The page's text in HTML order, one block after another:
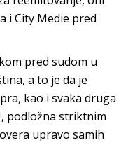
i City Medie pred
pred sudom u
a to je da je
kao i svaka druga
podložna striktnim
upravo samih